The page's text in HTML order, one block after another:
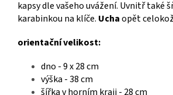
kapsy dle vašeho uvážení. Uvnitř také
karabinkou na klíče. Uchaopět
orientační velikost:
dno - 9 x 28 cm
výška - 38 cm
šířka v horním kraji - 28 cm